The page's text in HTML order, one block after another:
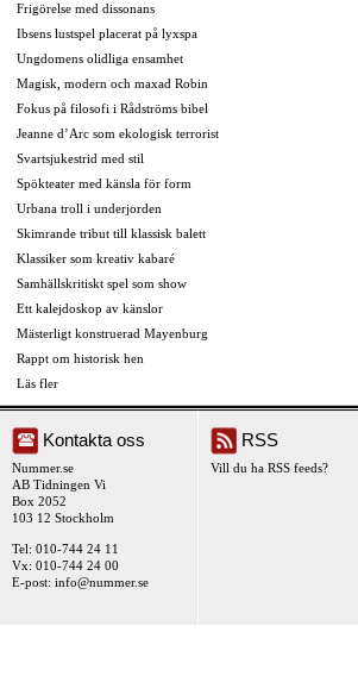
Frigörelse med dissonans
Ibsens lustspel placerat på lyxspa
Ungdomens olidliga ensamhet
Magisk, modern och maxad Robin
Fokus på filosofi i Rådströms bibel
Jeanne d’Arc som ekologisk terrorist
Svartsjukestrid med stil
Spökteater med känsla för form
Urbana troll i underjorden
Skimrande tribut till klassisk balett
Klassiker som kreativ kabaré
Samhällskritiskt spel som show
Ett kalejdoskop av känslor
Mästerligt konstruerad Mayenburg
Rappt om historisk hen
Läs fler
Kontakta oss
Nummer.se
AB Tidningen Vi
Box 2052
103 12 Stockholm
Tel: 010-744 24 11
Vx: 010-744 24 00
E-post: info@nummer.se
RSS
Vill du ha RSS feeds?